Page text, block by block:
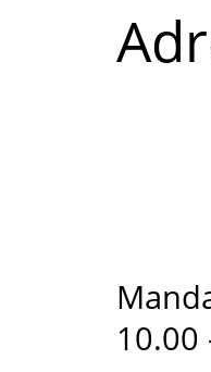
10.00